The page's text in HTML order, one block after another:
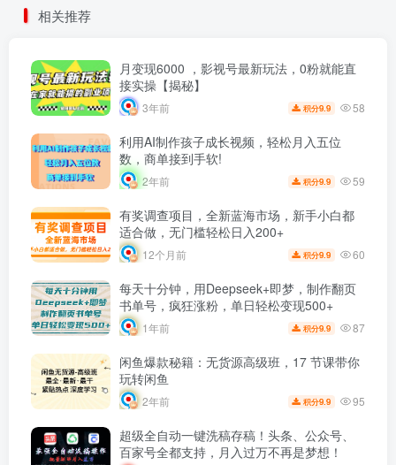
相关推荐
月变现6000 ，影视号最新玩法，0粉就能直
接实操【揭秘】
3年前 积分9.9 58
利用AI制作孩子成长视频，轻松月入五位
数，商单接到手软!
2年前 积分9.9 59
有奖调查项目，全新蓝海市场，新手小白都
适合做，无门槛轻松日入200+
12个月前 积分9.9 60
每天十分钟，用Deepseek+即梦，制作翻页
书单号，疯狂涨粉，单日轻松变现500+
1年前 积分9.9 87
闲鱼爆款秘籍：无货源高级班，17 节课带你
玩转闲鱼
2年前 积分9.9 95
超级全自动一键洗稿存稿！头条、公众号、
百家号全都支持，月入过万不再是梦想！